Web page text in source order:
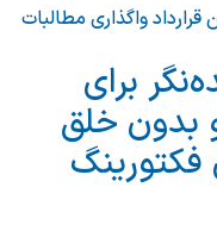
قرارداد واگذاری مطالبات
برای
بدون خلق